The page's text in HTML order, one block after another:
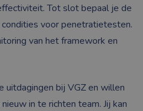
Tot slot bepaal je de
voor penetratietesten.
van het framework en
bij VGZ en willen
in te richten team. Jij kan